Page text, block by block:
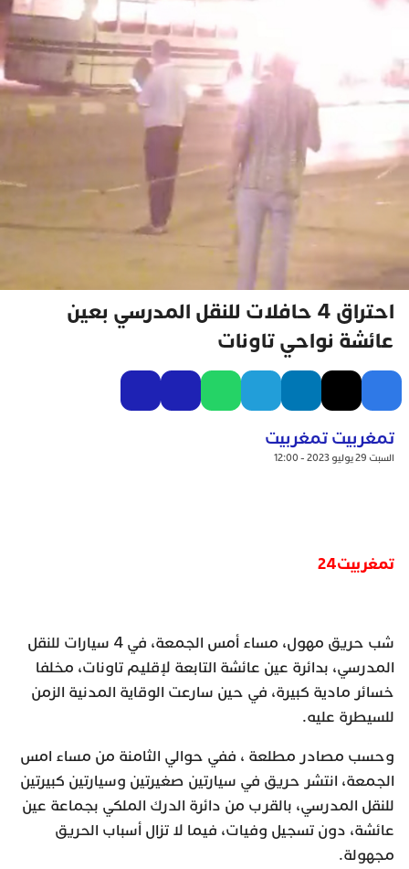
احتراق 4 حافلات للنقل المدرسي بعين
عائشة نواحي تاونات
تمغربيت تمغربيت
السبت 29 يوليو 2023 - 12:00
تمغربيت24
شب حريق مهول، مساء أمس الجمعة، في 4 سيارات للنقل
المدرسي، بدائرة عين عائشة التابعة لإقليم تاونات، مخلفا
خسائر مادية كبيرة، في حين سارعت الوقاية المدنية الزمن
للسيطرة عليه.
وحسب مصادر مطلعة ، ففي حوالي الثامنة من مساء امس
الجمعة، انتشر حريق في سيارتين صغيرتين وسيارتين كبيرتين
للنقل المدرسي، بالقرب من دائرة الدرك الملكي بجماعة عين
عائشة، دون تسجيل وفيات، فيما لا تزال أسباب الحريق
مجهولة.